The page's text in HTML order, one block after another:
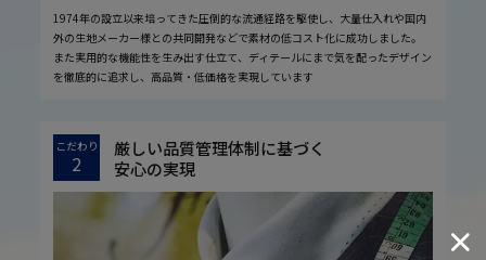
1974年の設立以来培ってきた圧倒的な流通経路を駆使し、大量仕入れや国内
外の生地メーカー様との共同開発などで素材の低コスト化に成功しました。
また実用的な機能性を生み出す仕立て、ディテールにまで気を配ったデザイン
を徹底的に追求し、高品質・低価格を実現しています
こだわり
2
厳しい品質管理体制に基づく
安心の実現